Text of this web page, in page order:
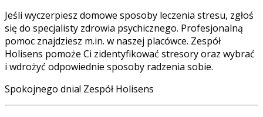
Jeśli wyczerpiesz domowe sposoby leczenia stresu, zgłoś
się do specjalisty zdrowia psychicznego. Profesjonalną
pomoc znajdziesz m.in. w naszej placówce. Zespół
Holisens pomoże Ci zidentyfikować stresory oraz wybrać
i wdrożyć odpowiednie sposoby radzenia sobie.
Spokojnego dnia! Zespół Holisens